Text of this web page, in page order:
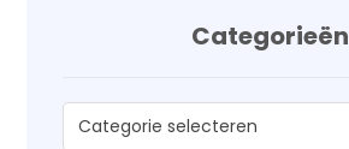
Categorieën